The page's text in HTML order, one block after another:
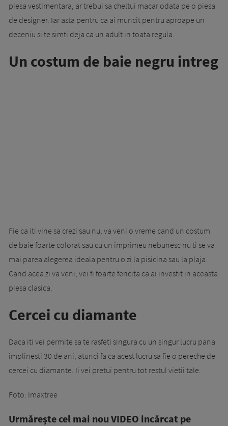
piesa vestimentara, ar trebui sa cheltui macar odata pe o piesa
de designer. Iar asta pentru ca ai muncit pentru aproape un
deceniu si te simti deja ca un adult in toata regula.
Un costum de baie negru intreg
Fie ca iti vine sa crezi sau nu, va veni o vreme cand un costum
de baie foarte colorat sau cu un imprimeu nebunesc nu ti se va
mai parea alegerea ideala pentru o zi la pisicina sau la plaja.
Cand acea zi va veni, vei fi foarte fericita ca ai investit in aceasta
piesa clasica.
Cercei cu diamante
Daca iti vei permite sa te rasfeti singura cu un singur lucru pana
implinesti 30 de ani, atunci fa ca acest lucru sa fie o pereche de
cercei cu diamante. Ii vei pretui pentru tot restul vietii tale.
Foto: Imaxtree
Urmăreşte cel mai nou VIDEO incărcat pe